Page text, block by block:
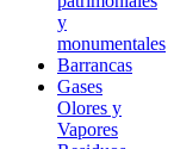
y
monumentales
Barrancas
Gases
Olores y
Vapores